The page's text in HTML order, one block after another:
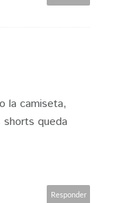
la camiseta,
queda
Responder